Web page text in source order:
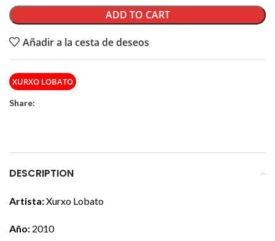
ADD TO CART
Añadir a la cesta de deseos
XURXO LOBATO
Share:
DESCRIPTION
Artista:Xurxo Lobato
Año: 2010